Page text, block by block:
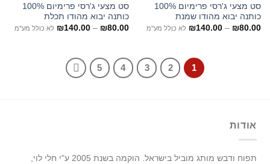
סט מצעי ג'רסי פרימיום 100%
כותנה יבוא מהודו שמנת
₪80.00
–
₪140.00 לא כולל מע"מ
סט מצעי ג'רסי פרימיום 100%
כותנה יבוא מהודו תכלת
₪80.00
–
₪140.00 לא כולל מע"מ
1
2
3
4
5
אודות
תפוח ודבש מותג מוביל בישראל.
הוקמה בשנת 2005 ע"י חלי לוי,